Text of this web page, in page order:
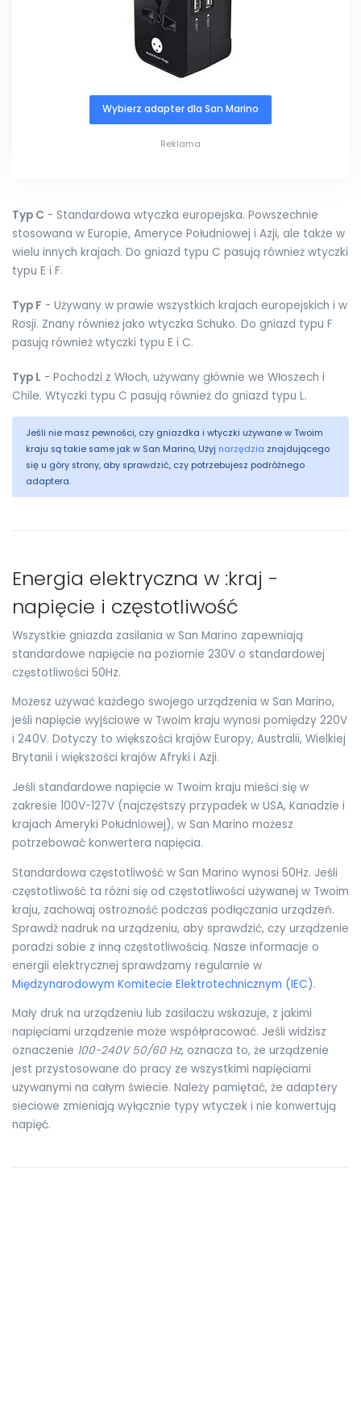
Wybierz adapter dla San Marino
Reklama
Typ C - Standardowa wtyczka europejska. Powszechnie
stosowana w Europie, Ameryce Południowej i Azji, ale także w
wielu innych krajach. Do gniazd typu C pasują również wtyczki
typu E i F.
Typ F - Używany w prawie wszystkich krajach europejskich i w
Rosji. Znany również jako wtyczka Schuko. Do gniazd typu F
pasują również wtyczki typu E i C.
Typ L - Pochodzi z Włoch, używany głównie we Włoszech i
Chile. Wtyczki typu C pasują również do gniazd typu L.
Jeśli nie masz pewności, czy gniazdka i wtyczki używane w Twoim
kraju są takie same jak w San Marino, Użyj narzędzia znajdującego
się u góry strony, aby sprawdzić, czy potrzebujesz podróżnego
adaptera.
Energia elektryczna w :kraj -
napięcie i częstotliwość
Wszystkie gniazda zasilania w San Marino zapewniają
standardowe napięcie na poziomie 230V o standardowej
częstotliwości 50Hz.
Możesz używać każdego swojego urządzenia w San Marino,
jeśli napięcie wyjściowe w Twoim kraju wynosi pomiędzy 220V
i 240V. Dotyczy to większości krajów Europy, Australii, Wielkiej
Brytanii i większości krajów Afryki i Azji.
Jeśli standardowe napięcie w Twoim kraju mieści się w
zakresie 100V-127V (najczęstszy przypadek w USA, Kanadzie i
krajach Ameryki Południowej), w San Marino możesz
potrzebować konwertera napięcia.
Standardowa częstotliwość w San Marino wynosi 50Hz. Jeśli
częstotliwość ta różni się od częstotliwości używanej w Twoim
kraju, zachowaj ostrożność podczas podłączania urządzeń.
Sprawdź nadruk na urządzeniu, aby sprawdzić, czy urządzenie
poradzi sobie z inną częstotliwością. Nasze informacje o
energii elektrycznej sprawdzamy regularnie w
Międzynarodowym Komitecie Elektrotechnicznym (IEC).
Mały druk na urządzeniu lub zasilaczu wskazuje, z jakimi
napięciami urządzenie może współpracować. Jeśli widzisz
oznaczenie 100-240V 50/60 Hz, oznacza to, że urządzenie
jest przystosowane do pracy ze wszystkimi napięciami
używanymi na całym świecie. Należy pamiętać, że adaptery
sieciowe zmieniają wyłącznie typy wtyczek i nie konwertują
napięć.